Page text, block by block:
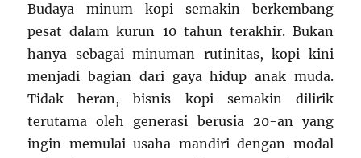
Budaya minum kopi semakin berkembang
pesat dalam kurun 10 tahun terakhir. Bukan
hanya sebagai minuman rutinitas, kopi kini
menjadi bagian dari gaya hidup anak muda.
Tidak heran, bisnis kopi semakin dilirik
terutama oleh generasi berusia 20-an yang
ingin memulai usaha mandiri dengan modal